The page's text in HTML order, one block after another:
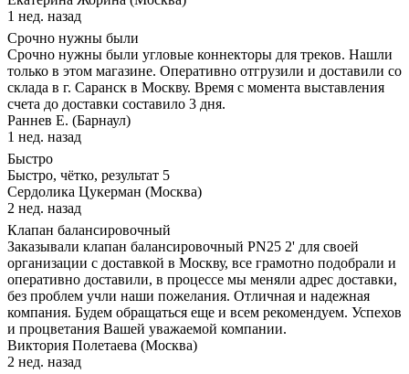
1 нед. назад
Срочно нужны были
Срочно нужны были угловые коннекторы для треков. Нашли
только в этом магазине. Оперативно отгрузили и доставили со
склада в г. Саранск в Москву. Время с момента выставления
счета до доставки составило 3 дня.
Раннев Е. (Барнаул)
1 нед. назад
Быстро
Быстро, чётко, результат 5
Сердолика Цукерман (Москва)
2 нед. назад
Клапан балансировочный
Заказывали клапан балансировочный PN25 2' для своей
организации с доставкой в Москву, все грамотно подобрали и
оперативно доставили, в процессе мы меняли адрес доставки,
без проблем учли наши пожелания. Отличная и надежная
компания. Будем обращаться еще и всем рекомендуем. Успехов
и процветания Вашей уважаемой компании.
Виктория Полетаева (Москва)
2 нед. назад